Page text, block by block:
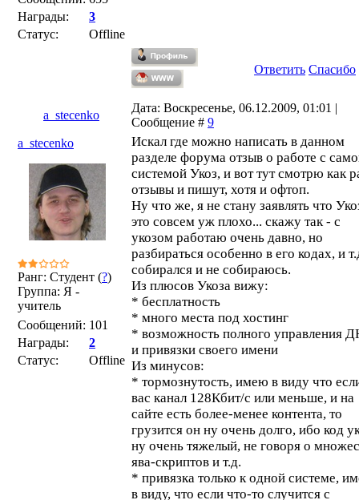
Награды:
3
Статус:
Offline
Ответить Спасибо
a_stecenko
Дата: Воскресенье, 06.12.2009, 01:01 |
Сообщение # 9
a_stecenko
Ранг: Студент (?)
Группа: Я -
учитель
Сообщений: 101
Награды:
2
Статус:
Offline
Искал где можно написать в данном
разделе форума отзыв о работе с
системой Укоз, и вот тут смотрю как
отзывы и пишут, хотя и офтоп.
Ну что же, я не стану заявлять что
это совсем уж плохо... скажу так - с
укозом работаю очень давно, но
разбираться особенно в его кодах, и
собирался и не собираюсь.
Из плюсов Укоза вижу:
* бесплатность
* много места под хостинг
* возможность полного управления
и привязки своего имени
Из минусов:
* тормознутость, имею в виду что
вас канал 128Кбит/с или меньше, и на
сайте есть более-менее контента, то
грузится он ну очень долго, ибо код
ну очень тяжелый, не говоря о
ява-скриптов и т.д.
* привязка только к одной системе,
в виду, что если что-то случится с